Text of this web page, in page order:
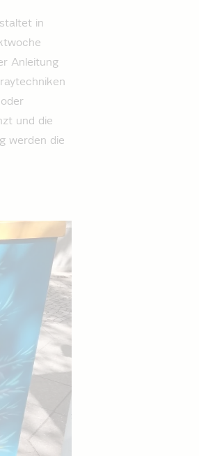
in
Anleitung
und die
werden die